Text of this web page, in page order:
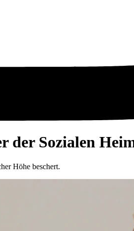
der Sozialen
Höhe beschert.